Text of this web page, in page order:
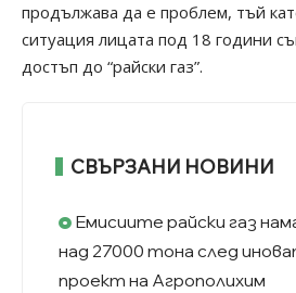
продължава да е проблем, тъй
ситуация лицата под 18 години
достъп до “райски газ”.
СВЪРЗАНИ НОВИНИ
Емисиите райски газ
над 27000 тона след
проект на Агрополихим